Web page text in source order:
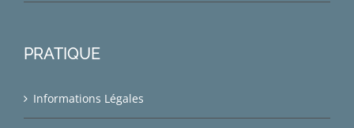
PRATIQUE
Informations Légales